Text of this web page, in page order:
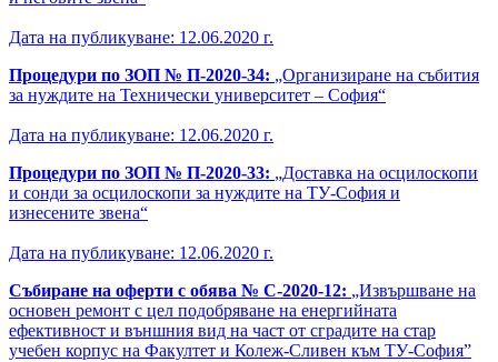
Дата на публикуване: 12.06.2020 г.
Процедури по ЗОП № П-2020-34: „Организиране на събития
за нуждите на Технически университет – София“
Дата на публикуване: 12.06.2020 г.
Процедури по ЗОП № П-2020-33: „Доставка на осцилоскопи
и сонди за осцилоскопи за нуждите на ТУ-София и
изнесените звена“
Дата на публикуване: 12.06.2020 г.
Събиране на оферти с обява № С-2020-12: „Извършване на
основен ремонт с цел подобряване на енергийната
ефективност и външния вид на част от сградите на стар
учебен корпус на Факултет и Колеж-Сливен към ТУ-София”